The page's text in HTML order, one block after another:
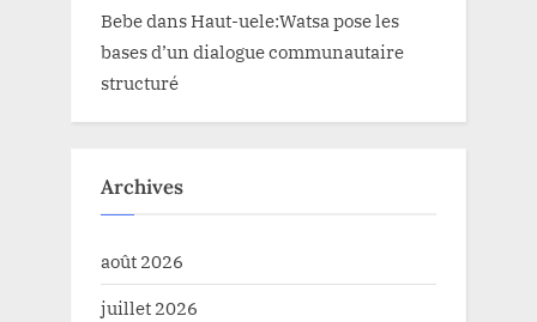
BebedansHaut-uele:Watsa pose les
bases d’un dialogue communautaire
structuré
Archives
août 2026
juillet 2026